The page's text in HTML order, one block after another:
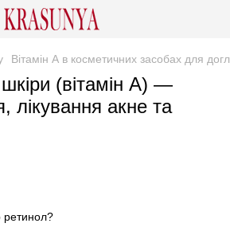
Вітамін А в косметичних засобах для
(вітамін A) —
лікування акне та
ретинол?